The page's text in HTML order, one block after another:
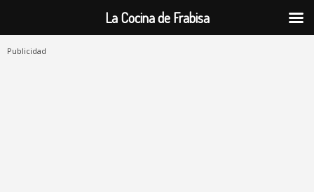
Publicidad
La Cocina de Frabisa